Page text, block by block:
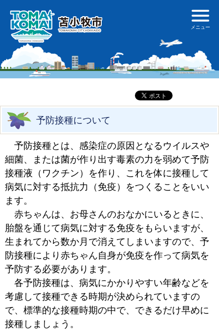
予防接種について
予防接種とは、感染症の原因となるウイルスや
細菌、または菌が作り出す毒素の力を弱めて予防
接種液（ワクチン）を作り、これを体に接種して
病気に対する抵抗力（免疫）をつくることをいい
ます。
赤ちゃんは、お母さんのおなかにいるときに、
胎盤を通じて病気に対する免疫をもらいますが、
生まれてから数か月で消えてしまいますので、予
防接種により赤ちゃん自身が免疫を作って病気を
予防する必要があります。
各予防接種は、病気にかかりやすい年齢などを
考慮して接種できる時期が決められていますの
で、標準的な接種時期の中で、できるだけ早めに
接種しましょう。